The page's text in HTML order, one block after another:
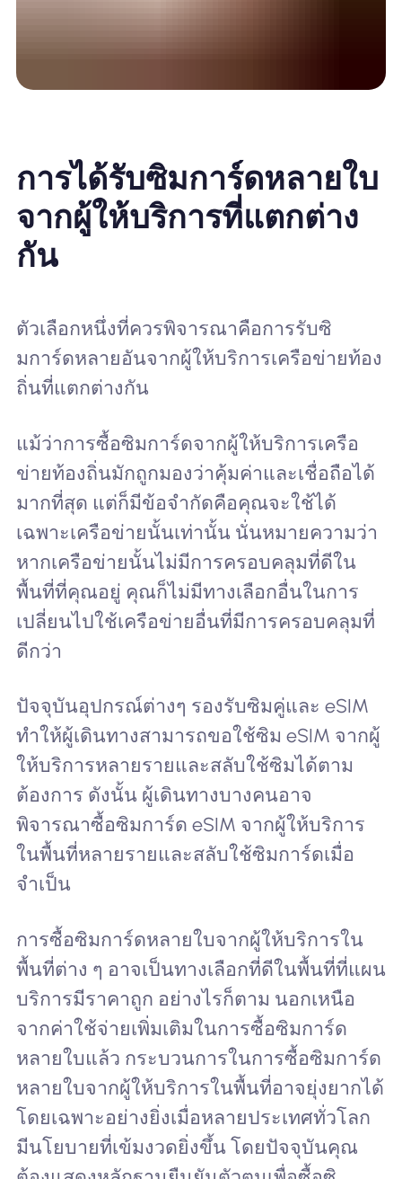
การได้รับซิมการ์ดหลายใบ
จากผู้ให้บริการที่แตกต่าง
กัน
ตัวเลือกหนึ่งที่ควรพิจารณาคือการรับซิ
มการ์ดหลายอันจากผู้ให้บริการเครือข่ายท้อง
ถิ่นที่แตกต่างกัน
แม้ว่าการซื้อซิมการ์ดจากผู้ให้บริการเครือ
ข่ายท้องถิ่นมักถูกมองว่าคุ้มค่าและเชื่อถือได้
มากที่สุด แต่ก็มีข้อจำกัดคือคุณจะใช้ได้
เฉพาะเครือข่ายนั้นเท่านั้น นั่นหมายความว่า
หากเครือข่ายนั้นไม่มีการครอบคลุมที่ดีใน
พื้นที่ที่คุณอยู่ คุณก็ไม่มีทางเลือกอื่นในการ
เปลี่ยนไปใช้เครือข่ายอื่นที่มีการครอบคลุมที่
ดีกว่า
ปัจจุบันอุปกรณ์ต่างๆ รองรับซิมคู่และ eSIM
ทำให้ผู้เดินทางสามารถขอใช้ซิม eSIM จากผู้
ให้บริการหลายรายและสลับใช้ซิมได้ตาม
ต้องการ ดังนั้น ผู้เดินทางบางคนอาจ
พิจารณาซื้อซิมการ์ด eSIM จากผู้ให้บริการ
ในพื้นที่หลายรายและสลับใช้ซิมการ์ดเมื่อ
จำเป็น
การซื้อซิมการ์ดหลายใบจากผู้ให้บริการใน
พื้นที่ต่าง ๆ อาจเป็นทางเลือกที่ดีในพื้นที่ที่แผน
บริการมีราคาถูก อย่างไรก็ตาม นอกเหนือ
จากค่าใช้จ่ายเพิ่มเติมในการซื้อซิมการ์ด
หลายใบแล้ว กระบวนการในการซื้อซิมการ์ด
หลายใบจากผู้ให้บริการในพื้นที่อาจยุ่งยากได้
โดยเฉพาะอย่างยิ่งเมื่อหลายประเทศทั่วโลก
มีนโยบายที่เข้มงวดยิ่งขึ้น โดยปัจจุบันคุณ